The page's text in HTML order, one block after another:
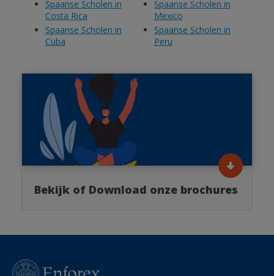
Spaanse Scholen in
Costa Rica
Spaanse Scholen in
Cuba
Spaanse Scholen in
Mexico
Spaanse Scholen in
Peru
Bekijk of Download onze brochures